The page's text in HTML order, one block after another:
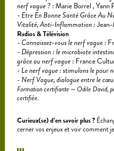
nerf vague? : Marie Borrel , Yann
Etre En Bonne Santé Grâce Au
Vitalité, Anti-Inflammation :
Radios & Télévision
Connaissez-vous le nerf vague :
Dépression : le microbiote
grâce au nerf vague : France
Le nerf vague : stimulons le pour
Nerf Vague, dialogue entre le
Formation certifiante — Odile David,
certifiée.
Curieux(se) d’en savoir plus ?
cerner vos enjeux et voir comment